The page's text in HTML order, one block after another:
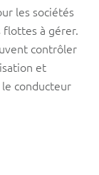
les sociétés
flottes à gérer.
contrôler
et
conducteur